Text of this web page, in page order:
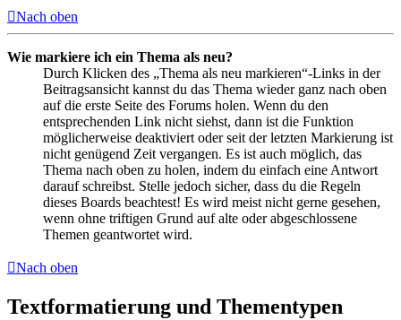
Nach oben
Wie markiere ich ein Thema als neu?
Durch Klicken des „Thema als neu markieren“-Links in der
Beitragsansicht kannst du das Thema wieder ganz nach oben
auf die erste Seite des Forums holen. Wenn du den
entsprechenden Link nicht siehst, dann ist die Funktion
möglicherweise deaktiviert oder seit der letzten Markierung ist
nicht genügend Zeit vergangen. Es ist auch möglich, das
Thema nach oben zu holen, indem du einfach eine Antwort
darauf schreibst. Stelle jedoch sicher, dass du die Regeln
dieses Boards beachtest! Es wird meist nicht gerne gesehen,
wenn ohne triftigen Grund auf alte oder abgeschlossene
Themen geantwortet wird.
Nach oben
Textformatierung und Thementypen